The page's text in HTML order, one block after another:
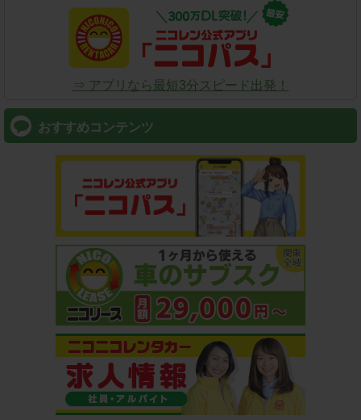
⇒ アプリなら最短3分スピード出発！
おすすめコンテンツ